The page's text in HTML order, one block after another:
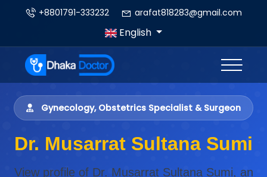
+8801791-333232 arafat818283@gmail.com
English
Gynecology, Obstetrics Specialist & Surgeon
Dr. Musarrat Sultana Sumi
View profile of Dr. Musarrat Sultana Sumi, an